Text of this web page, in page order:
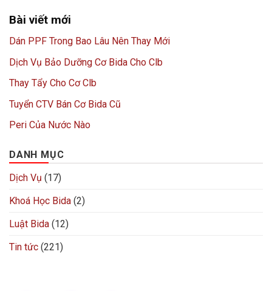
Bài viết mới
Dán PPF Trong Bao Lâu Nên Thay Mới
Dịch Vụ Bảo Dưỡng Cơ Bida Cho Clb
Thay Tẩy Cho Cơ Clb
Tuyển CTV Bán Cơ Bida Cũ
Peri Của Nước Nào
DANH MỤC
Dịch Vụ (17)
Khoá Học Bida (2)
Luật Bida (12)
Tin tức (221)